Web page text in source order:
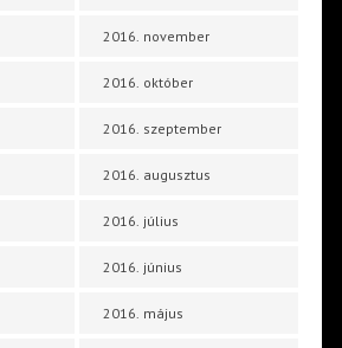
2016. november
2016. október
2016. szeptember
2016. augusztus
2016. július
2016. június
2016. május